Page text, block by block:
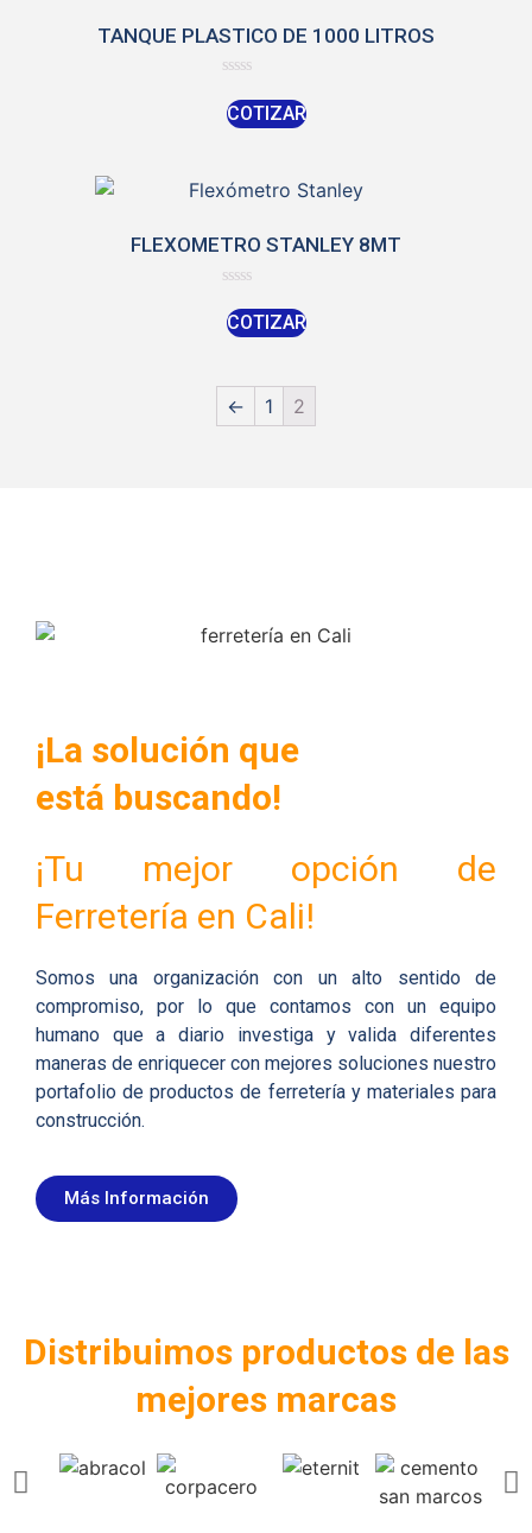
TANQUE PLASTICO DE 1000 LITROS
0
out
COTIZAR
FLEXOMETRO STANLEY 8MT
0
out
COTIZAR
← 1 2
¡La solución que
está buscando!
¡Tu mejor opción de
Ferretería en Cali!
Somos una organización con un alto sentido de
compromiso, por lo que contamos con un equipo
humano que a diario investiga y valida diferentes
maneras de enriquecer con mejores soluciones nuestro
portafolio de productos de ferretería y materiales para
construcción.
Más Información
Distribuimos productos de las
mejores marcas